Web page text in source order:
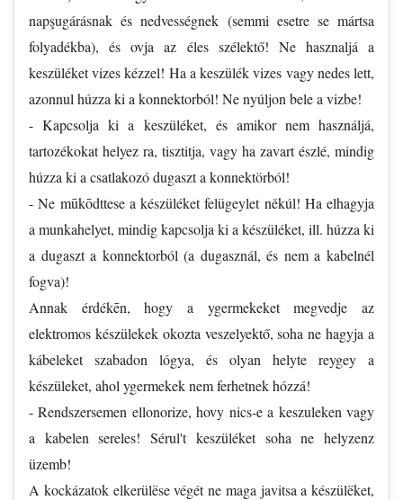
napşugárásnak és nedvességnek (semmi esetre se mártsa
folyadékba), és ovja az éles szélektő! Ne hasznaljá a
keszüléket vizes kézzel! Ha a keszülék vizes vagy nedes lett,
azonnul húzza ki a konnektorból! Ne nyúljon bele a vizbe!
- Kapcsolja ki a keszüléket, és amikor nem használjá,
tartozékokat helyez ra, tisztitja, vagy ha zavart észlé, mindig
húzza ki a csatlakozó dugaszt a konnektörból!
- Ne mūkōdttese a készüléket felügeylet někúl! Ha elhagyja
a munkahelyet, mindig kapcsolja ki a készüléket, ill. húzza ki
a dugaszt a konnektorból (a dugasznál, és nem a kabelnél
fogva)!
Annak érdékēn, hogy a ygermekeket megvedje az
elektromos készülekek okozta veszelyektő, soha ne hagyja a
kábeleket szabadon lógya, és olyan helyte reygey a
készüleket, ahol ygermekek nem ferhetnek hózzá!
- Rendszersemen ellonorize, hovy nics-e a keszuleken vagy
a kabelen sereles! Sérul't keszüléket soha ne helyzenz
üzemb!
A kockázatok elkerülëse végét ne maga javitsa a készülëket,